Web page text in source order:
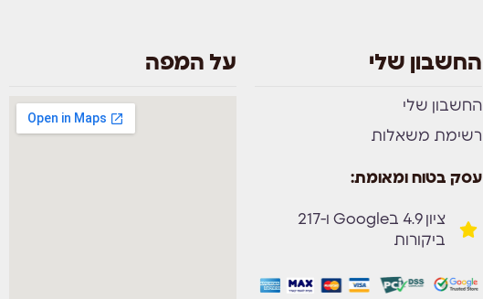
החשבון שלי
החשבון שלי
רשימת משאלות
עסק בטוח ומאומת:
ציון 4.9 בGoogle ו-217
ביקורות
על המפה